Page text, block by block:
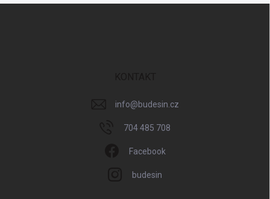
info@budesin.cz
704 485 708
Facebook
budesin